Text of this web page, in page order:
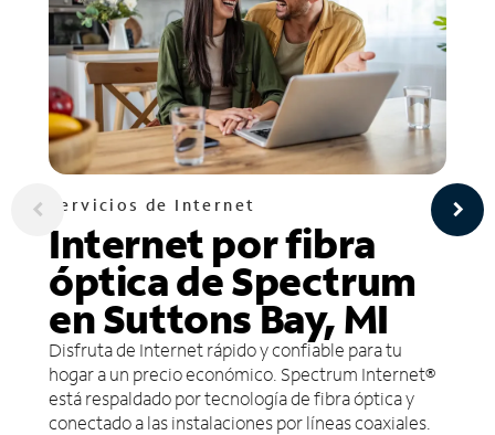
Servicios de Internet
Internet por fibra
óptica de Spectrum
en Suttons Bay, MI
Disfruta de Internet rápido y confiable para tu
hogar a un precio económico. Spectrum Internet®
está respaldado por tecnología de fibra óptica y
conectado a las instalaciones por líneas coaxiales.